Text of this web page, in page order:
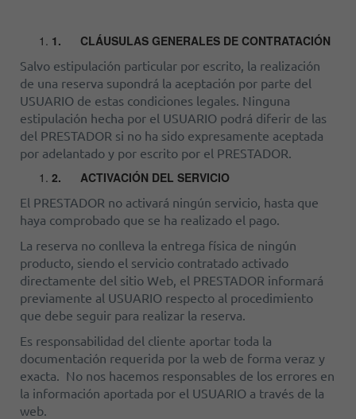
1. CLÁUSULAS GENERALES DE CONTRATACIÓN
Salvo estipulación particular por escrito, la realización
de una reserva supondrá la aceptación por parte del
USUARIO de estas condiciones legales. Ninguna
estipulación hecha por el USUARIO podrá diferir de las
del PRESTADOR si no ha sido expresamente aceptada
por adelantado y por escrito por el PRESTADOR.
2. ACTIVACIÓN DEL SERVICIO
El PRESTADOR no activará ningún servicio, hasta que
haya comprobado que se ha realizado el pago.
La reserva no conlleva la entrega física de ningún
producto, siendo el servicio contratado activado
directamente del sitio Web, el PRESTADOR informará
previamente al USUARIO respecto al procedimiento
que debe seguir para realizar la reserva.
Es responsabilidad del cliente aportar toda la
documentación requerida por la web de forma veraz y
exacta. No nos hacemos responsables de los errores en
la información aportada por el USUARIO a través de la
web.